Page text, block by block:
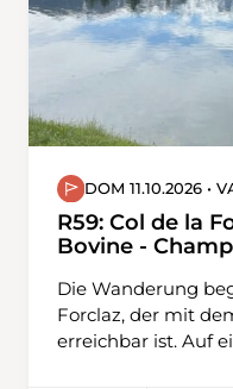
DOM 11.10.2026 •
R59: Col de la
Bovine -
Die Wanderung
Forclaz, der mit
erreichbar ist. Auf